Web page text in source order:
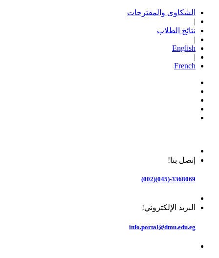
الشكاوى والمقترحات
|
نتائج الطلاب
|
English
|
French
إتصل بنا!
3368069-(045)(002)
البريد الإلكتروني!
info.portal@dmu.edu.eg